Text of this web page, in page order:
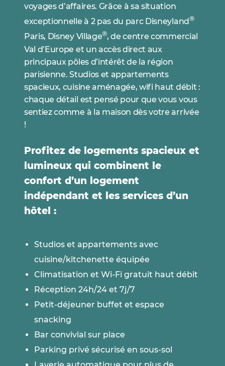
voyages d’affaires. Grâce à sa situation
exceptionnelle à 2 pas du parc Disneyland®
Paris, Disney Village®, de centre commercial
Val d’Europe et un accès direct aux
principaux pôles d’intérêt de la région
parisienne. Studios et appartements
spacieux, cuisine aménagée, wifi haut débit :
chaque détail est pensé pour que vous vous
sentiez comme à la maison dès votre arrivée
!
Profitez de logements spacieux et
lumineux qui combinent le
confort d’un logement
indépendant et les services d’un
hôtel :
Studios et appartements avec
cuisine/kitchenette équipée
Climatisation et Wi-Fi gratuit haut débit
Réception 24h/24 et 7j/7
Petit-déjeuner buffet et espace
snacking
Bar convivial sur place
Parking privé sécurisé en sous-sol